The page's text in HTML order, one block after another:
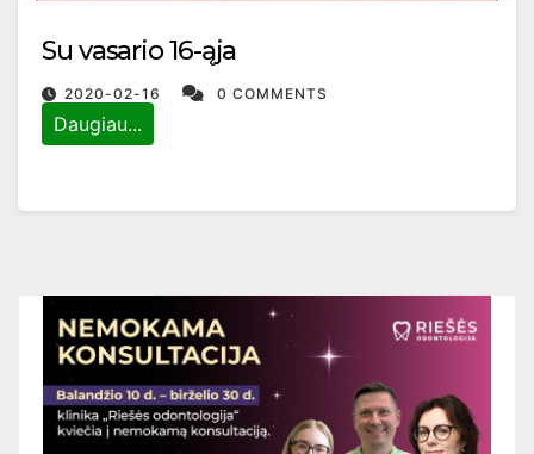
Su vasario 16-ąja
2020-02-16 0 COMMENTS
Daugiau...